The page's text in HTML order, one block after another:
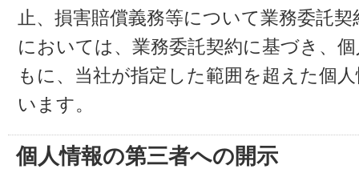
止、損害賠償義務等について業務委託
においては、業務委託契約に基づき、
もに、当社が指定した範囲を超えた個
います。
個人情報の第三者への開示